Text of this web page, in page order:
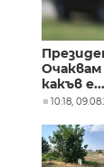
какъв е...
10:18,